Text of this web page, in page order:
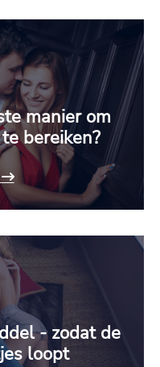
manier om
bereiken?
- zodat de
loopt